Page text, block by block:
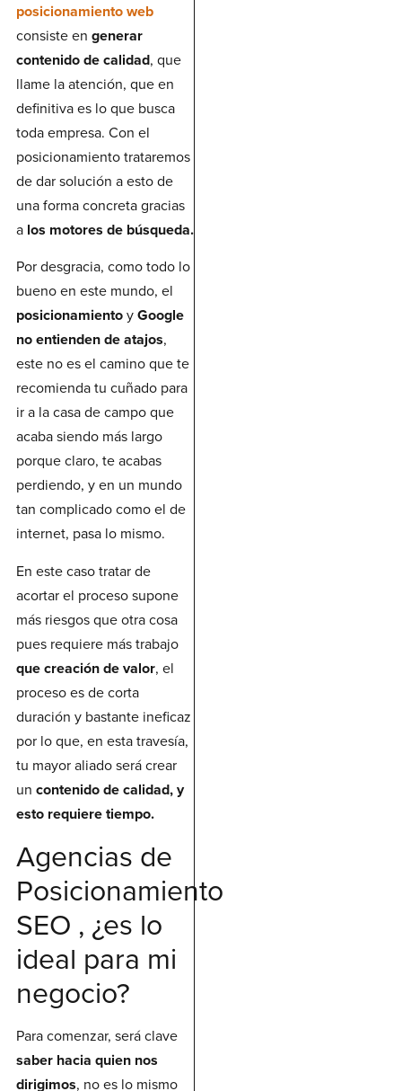
posicionamiento web
consiste en generar
contenido de calidad, que
llame la atención, que en
definitiva es lo que busca
toda empresa. Con el
posicionamiento trataremos
de dar solución a esto de
una forma concreta gracias
a los motores de búsqueda.
Por desgracia, como todo lo
bueno en este mundo, el
posicionamientoyGoogle
no entienden de atajos,
este no es el camino que te
recomienda tu cuñado para
ir a la casa de campo que
acaba siendo más largo
porque claro, te acabas
perdiendo, y en un mundo
tan complicado como el de
internet, pasa lo mismo.
En este caso tratar de
acortar el proceso supone
más riesgos que otra cosa
pues requiere más trabajo
que creación de valor, el
proceso es de corta
duración y bastante ineficaz
por lo que, en esta travesía,
tu mayor aliado será crear
un contenido de calidad, y
esto requiere tiempo.
Agencias de
Posicionamiento
SEO , ¿es lo
ideal para mi
negocio?
Para comenzar, será clave
saber hacia quien nos
dirigimos, no es lo mismo